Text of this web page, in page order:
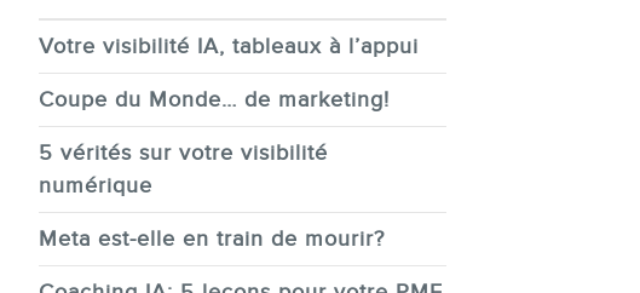
Votre visibilité IA, tableaux à l’appui
Coupe du Monde… de marketing!
5 vérités sur votre visibilité
numérique
Meta est-elle en train de mourir?